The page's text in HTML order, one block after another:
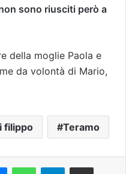
sono riusciti però a
della moglie Paola e
da volontà di Mario,
filippo Teramo
Telegram